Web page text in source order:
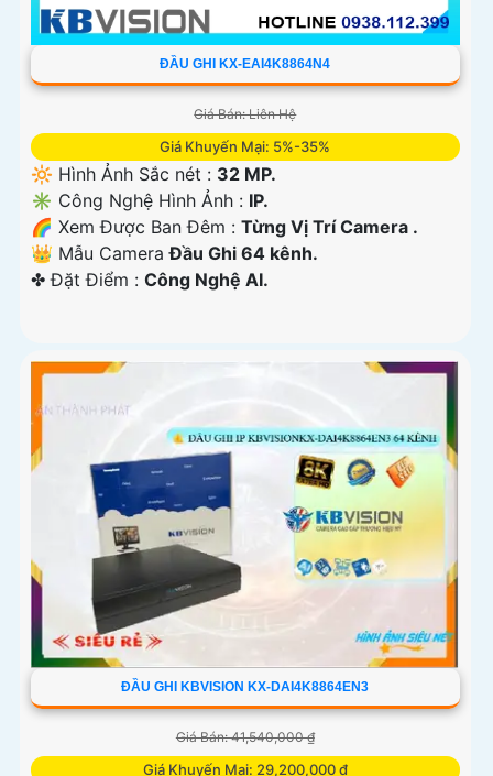
ĐẦU GHI KX-EAI4K8864N4
Giá Bán: Liên Hệ
Giá Khuyến Mại: 5%-35%
🔆 Hình Ảnh Sắc nét : 32 MP.
✳️ Công Nghệ Hình Ảnh : IP.
🌈 Xem Được Ban Đêm : Từng Vị Trí Camera .
👑 Mẫu CameraĐầu Ghi 64 kênh.
️✤ Đặt Điểm : Công Nghệ AI.
ĐẦU GHI KBVISION KX-DAI4K8864EN3
Giá Bán: 41,540,000 ₫
Giá Khuyến Mại: 29,200,000 ₫